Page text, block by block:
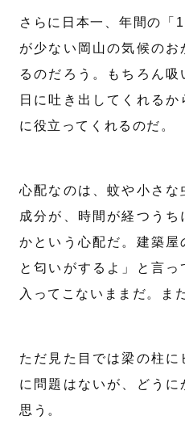
さらに日本一、年間の「
が少ない岡山の気候の
るのだろう。もちろん
日に吐き出してくれる
に役立ってくれるのだ。
心配なのは、蚊や小さ
成分が、時間が経つう
かという心配だ。建築
と匂いがするよ」と言っ
入ってこないままだ。ま
ただ見た目では梁の柱
に問題はないが、どうに
思う。